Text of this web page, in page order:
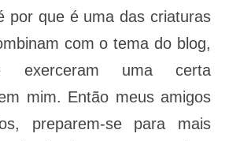
por que é uma das criaturas
com o tema do blog,
exerceram uma certa
mim. Então meus amigos
preparem-se para mais